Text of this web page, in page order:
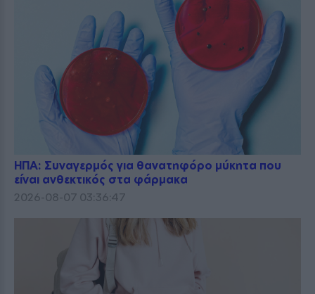
ΗΠΑ: Συναγερμός για θανατηφόρο μύκητα που
είναι ανθεκτικός στα φάρμακα
2026-08-07 03:36:47